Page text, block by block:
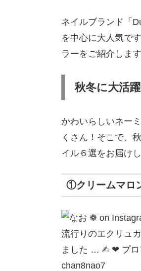
ネイルブランド「
を中心に大人気で
ラーをご紹介しま
秋冬に大活
かわいらしいネー
くさん！そこで、
イル６選をお届けし
①クリームマロ
chan8nao7